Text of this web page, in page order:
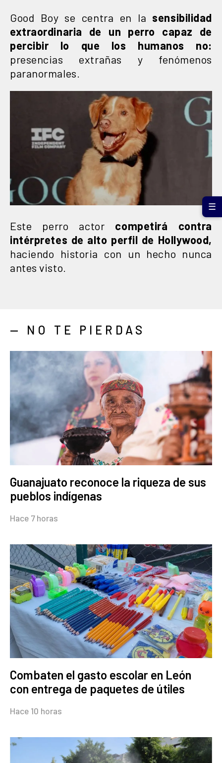
Good Boy se centra en la sensibilidad
extraordinaria de un perro capaz de
percibir lo que los humanos no:
presencias extrañas y fenómenos
paranormales.
Este perro actor competirá contra
intérpretes de alto perfil de Hollywood,
haciendo historia con un hecho nunca
antes visto.
— NO TE PIERDAS
Guanajuato reconoce la riqueza de sus
pueblos indígenas
Hace 7 horas
Combaten el gasto escolar en León
con entrega de paquetes de útiles
Hace 10 horas
☰